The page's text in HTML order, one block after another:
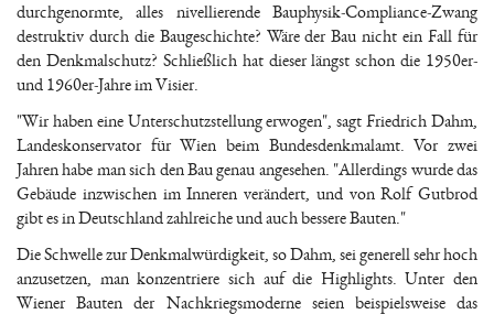
durchgenormte, alles nivellierende Bauphysik-Compliance-Zwang
destruktiv durch die Baugeschichte? Wäre der Bau nicht ein Fall für
den Denkmalschutz? Schließlich hat dieser längst schon die 1950er-
und 1960er-Jahre im Visier.
"Wir haben eine Unterschutzstellung erwogen", sagt Friedrich Dahm,
Landeskonservator für Wien beim Bundesdenkmalamt. Vor zwei
Jahren habe man sich den Bau genau angesehen. "Allerdings wurde das
Gebäude inzwischen im Inneren verändert, und von Rolf Gutbrod
gibt es in Deutschland zahlreiche und auch bessere Bauten."
Die Schwelle zur Denkmalwürdigkeit, so Dahm, sei generell sehr hoch
anzusetzen, man konzentriere sich auf die Highlights. Unter den
Wiener Bauten der Nachkriegsmoderne seien beispielsweise das